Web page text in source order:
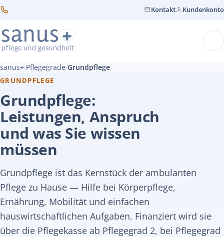
Kontakt Kundenkonto
sanus+›Pflegegrade›Grundpflege
GRUNDPFLEGE
Grundpflege:
Leistungen, Anspruch
und was Sie wissen
müssen
Grundpflege ist das Kernstück der ambulanten
Pflege zu Hause — Hilfe bei Körperpflege,
Ernährung, Mobilität und einfachen
hauswirtschaftlichen Aufgaben. Finanziert wird sie
über die Pflegekasse ab Pflegegrad 2, bei Pflegegrad